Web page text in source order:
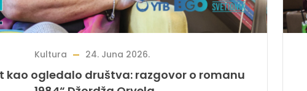
Kultura 24. Juna 2026.
kao ogledalo društva: razgovor o romanu